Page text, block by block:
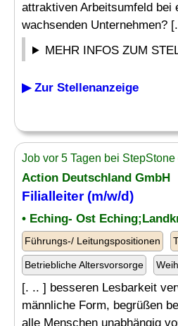
attraktiven Arbeitsumfeld bei
wachsenden Unternehmen?
MEHR INFOS ZUM
▶ Zur Stellenanzeige
Job vor 5 Tagen bei StepStone
Action Deutschland GmbH
Filialleiter (m/w/d)
• Eching- Ost
Führungs-/ Leitungspositionen
Betriebliche Altersvorsorge
[. .. ] besseren Lesbarkeit
männliche Form, begrüßen
alle Menschen unabhängig